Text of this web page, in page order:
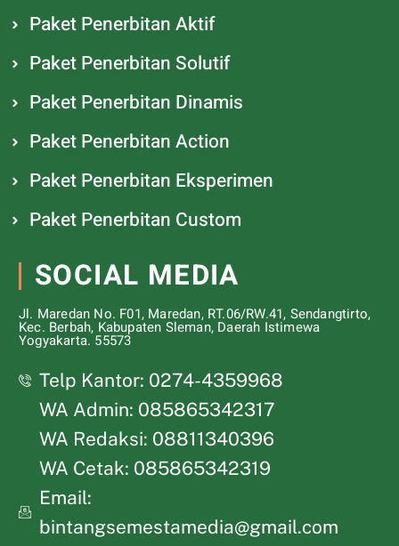
Paket Penerbitan Aktif
Paket Penerbitan Solutif
Paket Penerbitan Dinamis
Paket Penerbitan Action
Paket Penerbitan Eksperimen
Paket Penerbitan Custom
SOCIAL MEDIA
Jl. Maredan No. F01, Maredan, RT.06/RW.41, Sendangtirto,
Kec. Berbah, Kabupaten Sleman, Daerah Istimewa
Yogyakarta. 55573
Telp Kantor: 0274-4359968
WA Admin: 085865342317
WA Redaksi: 08811340396
WA Cetak: 085865342319
Email:
bintangsemestamedia@gmail.com